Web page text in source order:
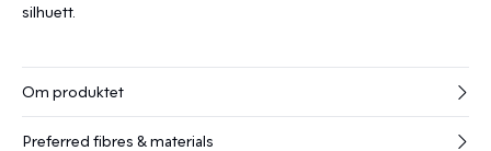
silhuett.
Om produktet
Preferred fibres & materials